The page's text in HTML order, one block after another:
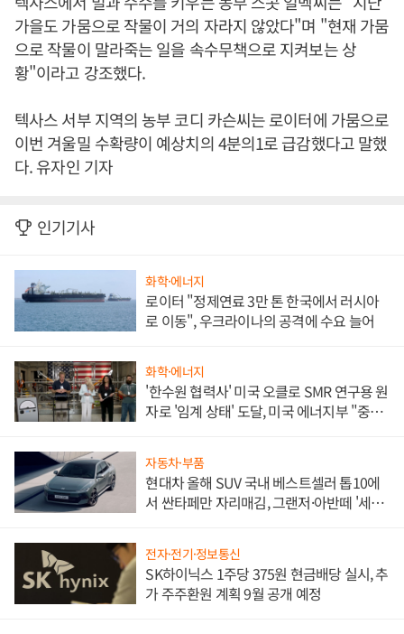
가을도 가뭄으로 작물이 거의 자라지 않았다"며 "현재 가뭄
으로 작물이 말라죽는 일을 속수무책으로 지켜보는 상
황"이라고 강조했다.
텍사스 서부 지역의 농부 코디 카슨씨는 로이터에 가뭄으로
이번 겨울밀 수확량이 예상치의 4분의1로 급감했다고 말했
다. 유자인 기자
인기기사
화학·에너지
로이터 "정제연료 3만 톤 한국에서 러시아
로 이동", 우크라이나의 공격에 수요 늘어
화학·에너지
'한수원 협력사' 미국 오클로 SMR 연구용 원
자로 '임계 상태' 도달, 미국 에너지부 "중요
자동차·부품
현대차 올해 SUV 국내 베스트셀러 톱10에
서 싼타페만 자리매김, 그랜저·아반떼 '세단
전자·전기·정보통신
SK하이닉스 1주당 375원 현금배당 실시, 추
가 주주환원 계획 9월 공개 예정